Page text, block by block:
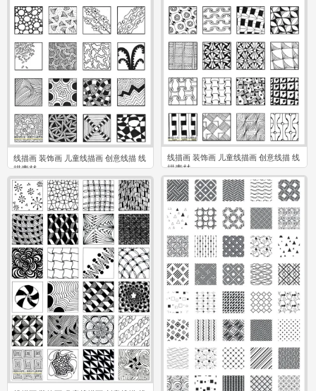
线描画 装饰画 儿童线描画 创意线描 线
描素材
0
线描画 装饰画 儿童线描画 创意线描 线
描素材
0